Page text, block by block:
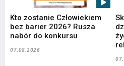
Kto zostanie Człowiekiem
bez barier 2026? Rusza
nabór do konkursu
07.08.2026